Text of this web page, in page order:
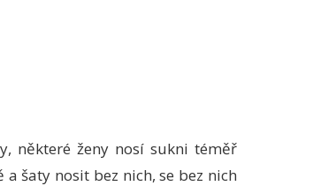
některé ženy nosí sukni téměř
šaty nosit bez nich, se bez nich